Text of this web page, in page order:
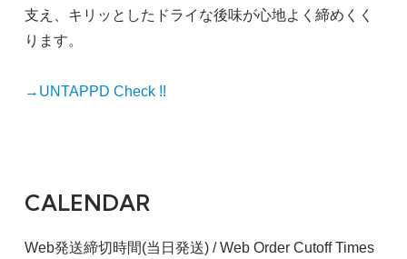
支え、キリッとしたドライな後味が心地よく締めくく
ります。
→UNTAPPD Check !!
CALENDAR
Web発送締切時間(当日発送) / Web Order Cutoff Times